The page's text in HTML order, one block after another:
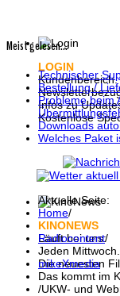
LOGIN
Kundenbereich.
Infos zu
Kostenlose
KINONEWS
Läuft bei uns:
Jeden Mittwoch.
Die neuesten
Das kommt im
Meist gelesen...
Technischer
Bestellung /
Probleme beim
Downloads
Welches Paket
Aktuelle Seite:
Home/
Radiocontent/
mikeXmedia
/UKW- und